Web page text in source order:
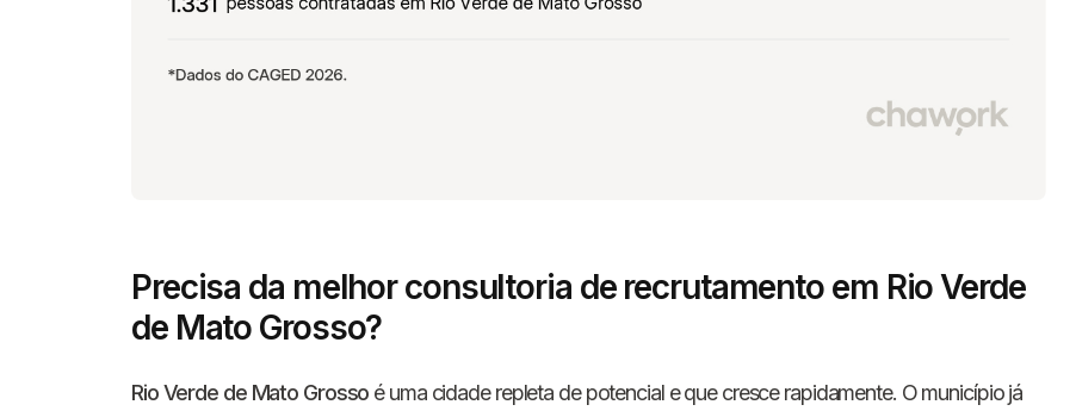
Precisa da melhor consultoria de recrutamento em Rio Verde
de Mato Grosso?
Rio Verde de Mato Grosso é uma cidade repleta de potencial e que cresce rapidamente. O município já